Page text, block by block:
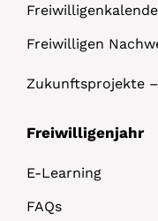
Freiwilligen
Zukunftsprojekte
Freiwilligenjahr
E-Learning
FAQs